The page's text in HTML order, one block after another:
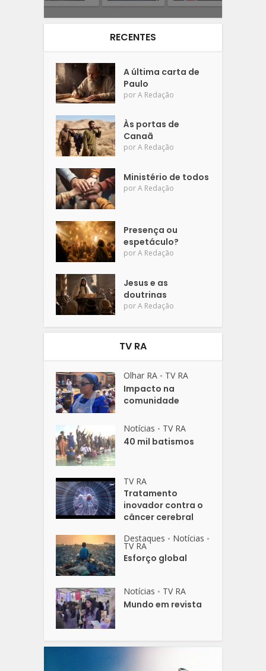
RECENTES
A última carta de
Paulo
porA Redação
Às portas de
Canaã
porA Redação
Ministério de todos
porA Redação
Presença ou
espetáculo?
porA Redação
Jesus e as
doutrinas
porA Redação
TV RA
Olhar RA • TV RA
Impacto na
comunidade
Notícias • TV RA
40 mil batismos
TV RA
Tratamento
inovador contra o
câncer cerebral
Destaques • Notícias •
TV RA
Esforço global
Notícias • TV RA
Mundo em revista